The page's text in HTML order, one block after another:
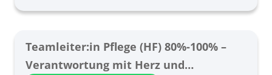
Teamleiter:in Pflege (HF) 80%-100% –
Verantwortung mit Herz und